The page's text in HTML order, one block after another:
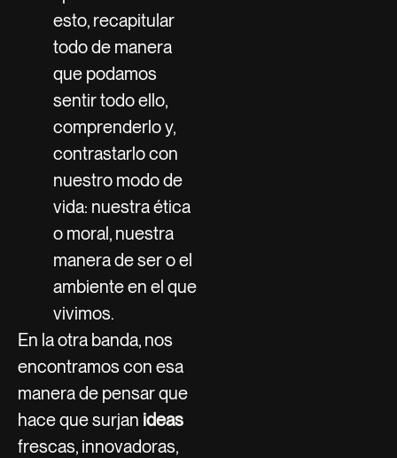
esto, recapitular
todo de manera
que podamos
sentir todo ello,
comprenderlo y,
contrastarlo con
nuestro modo de
vida: nuestra ética
o moral, nuestra
manera de ser o el
ambiente en el que
vivimos.
En la otra banda, nos
encontramos con esa
manera de pensar que
hace que surjan ideas
frescas, innovadoras,